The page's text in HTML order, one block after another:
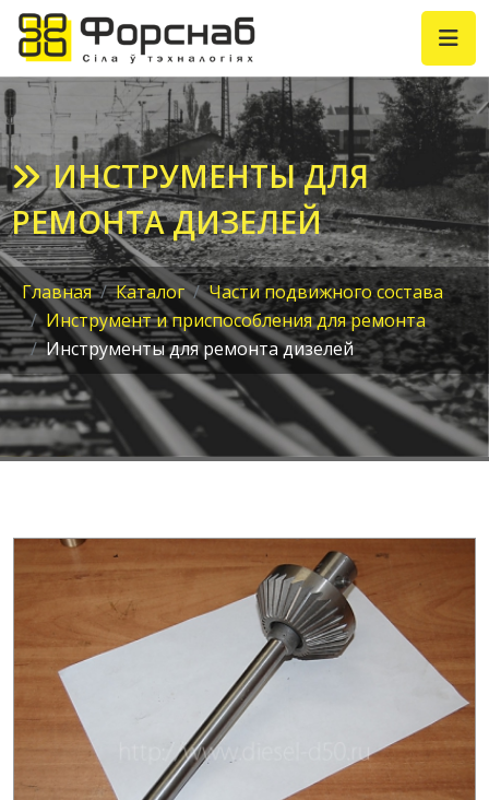
ИНСТРУМЕНТЫ ДЛЯ
РЕМОНТА ДИЗЕЛЕЙ
Главная Каталог
Части подвижного состава
Инструмент и приспособления для ремонта
Инструменты для ремонта дизелей